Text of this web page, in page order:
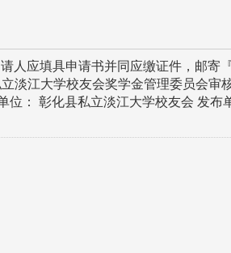
人应填具申请书并同应缴证件，邮寄
淡江大学校友会奖学金管理委员会审
位： 彰化县私立淡江大学校友会 发布